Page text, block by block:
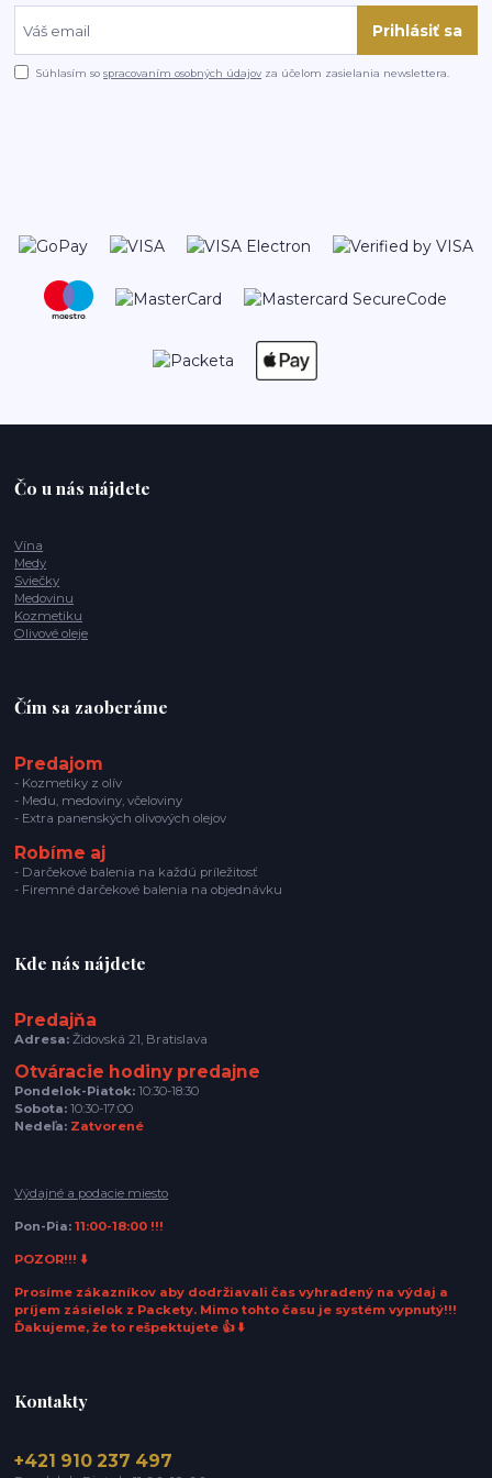
Prihlásiť sa
Súhlasím sospracovaním osobných údajov za účelom zasielania newslettera.
Čo u nás nájdete
Vína
Medy
Sviečky
Medovinu
Kozmetiku
Olivové oleje
Čím sa zaoberáme
Predajom
- Kozmetiky z olív
- Medu, medoviny, včeloviny
- Extra panenských olivových olejov
Robíme aj
- Darčekové balenia na každú príležitosť
- Firemné darčekové balenia na objednávku
Kde nás nájdete
Predajňa
Adresa: Židovská 21, Bratislava
Otváracie hodiny predajne
Pondelok-Piatok: 10:30-18:30
Sobota: 10:30-17:00
Nedeľa: Zatvorené
Výdajné a podacie miesto
Pon-Pia:11:00-18:00 !!!
POZOR!!! ⬇️
Prosíme zákazníkov aby dodržiavali čas vyhradený na výdaj a
príjem zásielok z Packety. Mimo tohto času je systém vypnutý!!!
Ďakujeme, že to rešpektujete 👍 ⬇️
Kontakty
+421 910 237 497